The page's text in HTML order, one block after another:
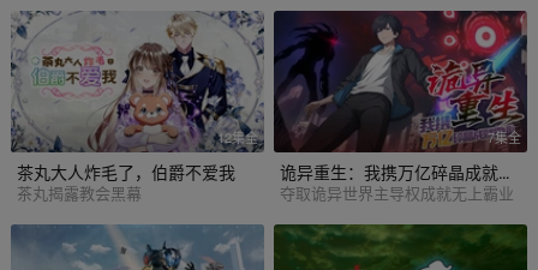
12集全
茶丸大人炸毛了，伯爵不爱我
茶丸揭露教会黑幕
7集全
诡异重生：我携万亿碎晶成就霸业
夺取诡异世界主导权成就无上霸业